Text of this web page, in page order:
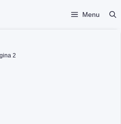
Menu
2